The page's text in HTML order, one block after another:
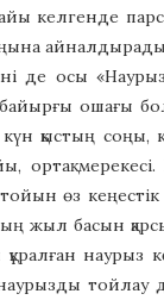
парсы
де осы
ошағы
қыстың
ортақ
өз
жыл басын
құралған
наурызды